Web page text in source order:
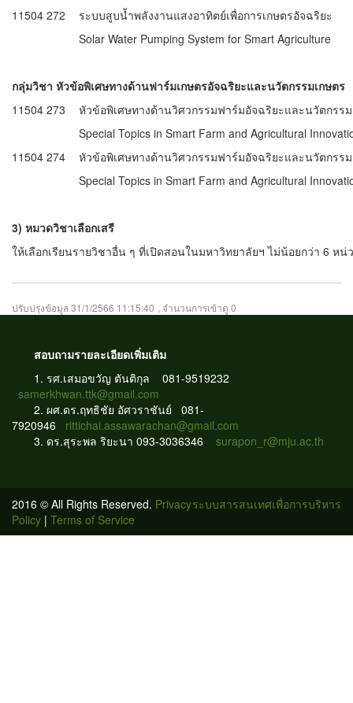
11504 272
ระบบสูบน้ำพลังงานแสงอาทิตย์เพื่อการเกษตรอัจฉริยะ
Solar Water Pumping System for Smart Agriculture
กลุ่มวิชา หัวข้อพิเศษทางด้านฟาร์มเกษตรอัจฉริยะและนวัตกรรมเกษตร
11504 273
หัวข้อพิเศษทางด้านวิศวกรรมฟาร์มอัจฉริยะและนวัตกรรม
Special Topics in Smart Farm and Agricultural
11504 274
หัวข้อพิเศษทางด้านวิศวกรรมฟาร์มอัจฉริยะและนวัตกรรม
Special Topics in Smart Farm and Agricultural
3) หมวดวิชาเลือกเสรี
ให้เลือกเรียนรายวิชาอื่น ๆ ที่เปิดสอนในมหาวิทยาลัยฯ ไม่น้อยกว่า 6 หน่
ปรับปรุงข้อมูล 31/1/2566 11:15:40 , จำนวนการเข้าดู 0
สอบถามรายละเอียดเพิ่มเติม
1. รศ.เสมอขวัญ ตันติกุล 081-9519232
samerkhwan.ttk@gmail.com
2. ผศ.ดร.ฤทธิชัย อัศวราชันย์ 081-
7920946
rittichai.assawarachan@gmail.com
3. ดร.สุระพล ริยะนา 093-3036346
surapon_r@mju.ac.th
ระบบสารสนเทศเพื่อการบริหาร
2016 © All Rights Reserved. Privacy
Policy | Terms of Service